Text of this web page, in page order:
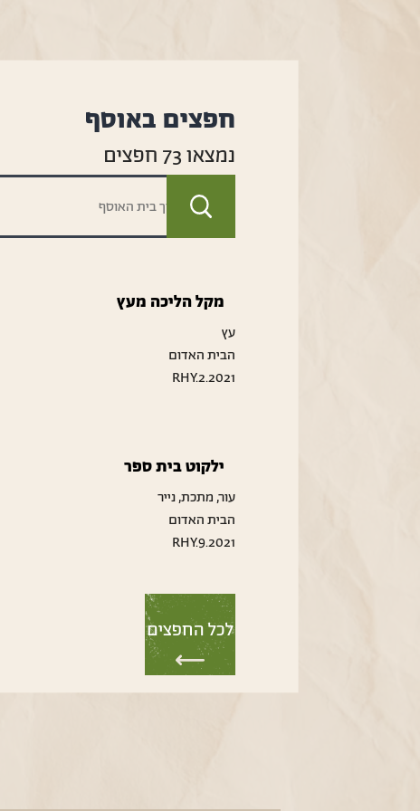
חפצים באוסף
נמצאו73 חפצים
מקל הליכה מעץ
עץ
הבית האדום
RHY.2.2021
ילקוט בית ספר
עור, מתכת, נייר
הבית האדום
RHY.9.2021
לכל החפצים